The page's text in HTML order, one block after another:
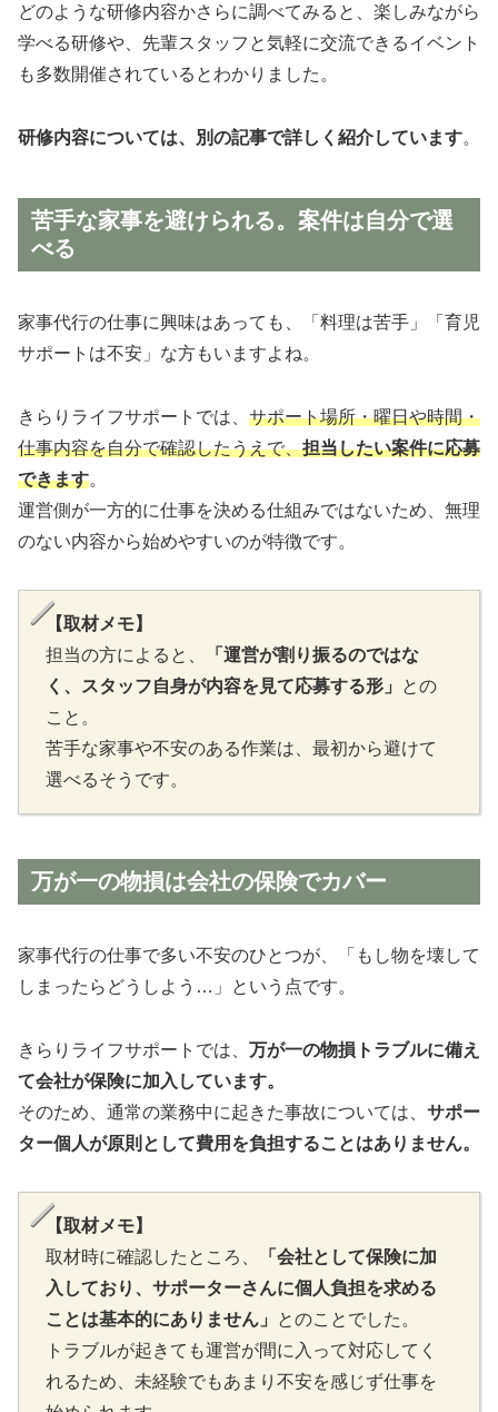
どのような研修内容かさらに調べてみると、楽しみながら
学べる研修や、先輩スタッフと気軽に交流できるイベント
も多数開催されているとわかりました。
研修内容については、別の記事で詳しく紹介しています。
苦手な家事を避けられる。案件は自分で選
べる
家事代行の仕事に興味はあっても、「料理は苦手」「育児
サポートは不安」な方もいますよね。
きらりライフサポートでは、 サポート場所・曜日や時間・
仕事内容を自分で確認したうえで、担当したい案件に応募
できます。
運営側が一方的に仕事を決める仕組みではないため、無理
のない内容から始めやすいのが特徴です。
【取材メモ】
担当の方によると、
「運営が割り振るのではな
く、スタッフ自身が内容を見て応募する形」
との
こと。
苦手な家事や不安のある作業は、最初から避けて
選べるそうです。
万が一の物損は会社の保険でカバー
家事代行の仕事で多い不安のひとつが、「もし物を壊して
しまったらどうしよう…」という点です。
きらりライフサポートでは、 万が一の物損トラブルに備え
て会社が保険に加入しています。
そのため、通常の業務中に起きた事故については、 サポー
ター個人が原則として費用を負担することはありません。
【取材メモ】
取材時に確認したところ、
「会社として保険に加
入しており、サポーターさんに個人負担を求める
ことは基本的にありません」
とのことでした。
トラブルが起きても運営が間に入って対応してく
れるため、未経験でもあまり不安を感じず仕事を